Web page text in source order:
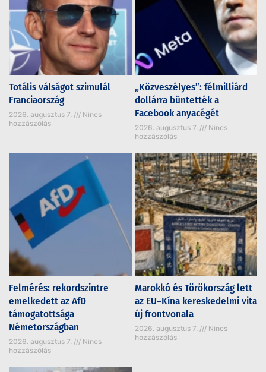
Totális válságot szimulál
Franciaország
2026. augusztus 7.
Nincs
hozzászólás
„Közveszélyes”: félmilliárd
dollárra büntették a
Facebook anyacégét
2026. augusztus 7.
Nincs
hozzászólás
Felmérés: rekordszintre
emelkedett az AfD
támogatottsága
Németországban
2026. augusztus 7.
Nincs
hozzászólás
Marokkó és Törökország lett
az EU–Kína kereskedelmi vita
új frontvonala
2026. augusztus 7.
Nincs
hozzászólás